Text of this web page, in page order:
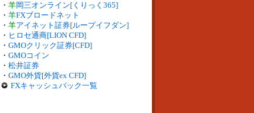
・ 羊岡三オンライン[くりっく365]
・ 羊FXブロードネット
・ 羊アイネット証券[ループイフダン]
・ ヒロセ通商[LION CFD]
・ GMOクリック証券[CFD]
・ GMOコイン
・ 松井証券
・ GMO外貨[外貨ex CFD]
FXキャッシュバック一覧